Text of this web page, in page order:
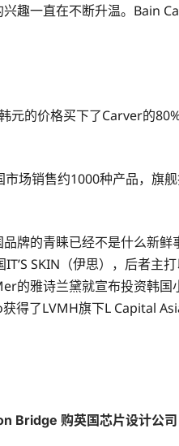
趣一直在不断升温。Bain
元的价格买下了Carver的
场销售约1000种产品，旗
牌的青睐已经不是什么新鲜
SKIN（伊思），后者主
的雅诗兰黛就宣布投资韩
得了LVMH旗下L Capital
Bridge 购英国芯片设计公司